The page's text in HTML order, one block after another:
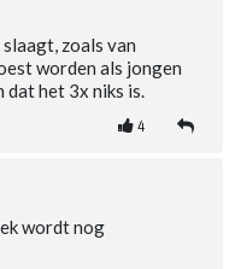
zoals van
worden als jongen
het 3x niks is.
4
wordt nog